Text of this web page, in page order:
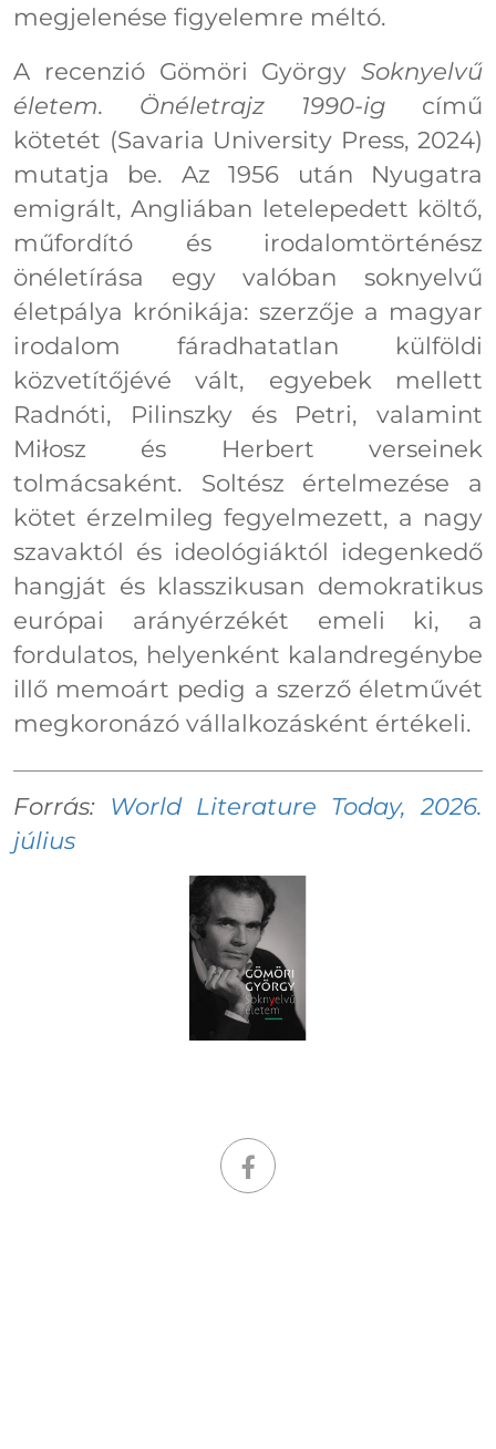
megjelenése figyelemre méltó.
A recenzió Gömöri György Soknyelvű
életem. Önéletrajz 1990-ig című
kötetét (Savaria University Press, 2024)
mutatja be. Az 1956 után Nyugatra
emigrált, Angliában letelepedett költő,
műfordító és irodalomtörténész
önéletírása egy valóban soknyelvű
életpálya krónikája: szerzője a magyar
irodalom fáradhatatlan külföldi
közvetítőjévé vált, egyebek mellett
Radnóti, Pilinszky és Petri, valamint
Miłosz és Herbert verseinek
tolmácsaként. Soltész értelmezése a
kötet érzelmileg fegyelmezett, a nagy
szavaktól és ideológiáktól idegenkedő
hangját és klasszikusan demokratikus
európai arányérzékét emeli ki, a
fordulatos, helyenként kalandregénybe
illő memoárt pedig a szerző életművét
megkoronázó vállalkozásként értékeli.
Forrás: World Literature Today, 2026.
július